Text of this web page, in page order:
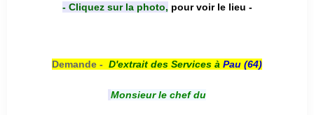
- Cliquez sur la photo, pour voir le lieu -
Demande - D'extrait des Services à Pau (64)
Monsieur le chef du